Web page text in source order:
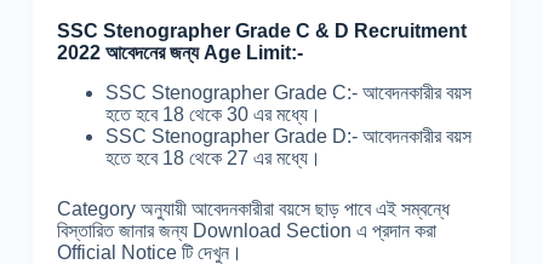
SSC Stenographer Grade C & D Recruitment
2022 আবেদনের জন্য Age Limit:-
SSC Stenographer Grade C:- আবেদনকারীর বয়স
হতে হবে 18 থেকে 30 এর মধ্যে।
SSC Stenographer Grade D:- আবেদনকারীর বয়স
হতে হবে 18 থেকে 27 এর মধ্যে।
Category অনুযায়ী আবেদনকারীরা বয়সে ছাড় পাবে এই সম্বন্ধে
বিস্তারিত জানার জন্য Download Section এ প্রদান করা
Official Notice টি দেখুন।